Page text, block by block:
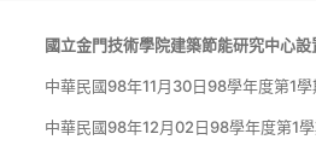
國立金門技術學院建築節能研究中心設
中華民國98年11月30日98學年度第1
中華民國98年12月02日98學年度第1